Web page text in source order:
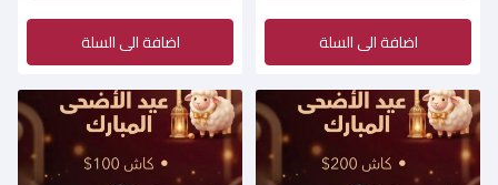
اضافة الى السلة اضافة الى السلة